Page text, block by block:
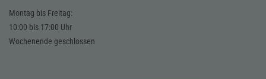
Montag bis Freitag:
10:00 bis 17:00 Uhr
Wochenende geschlossen